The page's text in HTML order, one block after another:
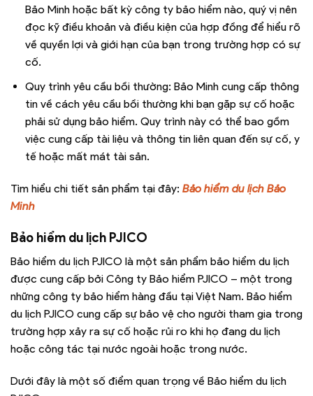
Bảo Minh hoặc bất kỳ công ty bảo hiểm nào, quý vị nên
đọc kỹ điều khoản và điều kiện của hợp đồng để hiểu rõ
về quyền lợi và giới hạn của bạn trong trường hợp có sự
cố.
Quy trình yêu cầu bồi thường: Bảo Minh cung cấp thông
tin về cách yêu cầu bồi thường khi bạn gặp sự cố hoặc
phải sử dụng bảo hiểm. Quy trình này có thể bao gồm
việc cung cấp tài liệu và thông tin liên quan đến sự cố, y
tế hoặc mất mát tài sản.
Tìm hiểu chi tiết sản phẩm tại đây: Bảo hiểm du lịch Bảo
Minh
Bảo hiểm du lịch PJICO
Bảo hiểm du lịch PJICO là một sản phẩm bảo hiểm du lịch
được cung cấp bởi Công ty Bảo hiểm PJICO – một trong
những công ty bảo hiểm hàng đầu tại Việt Nam. Bảo hiểm
du lịch PJICO cung cấp sự bảo vệ cho người tham gia trong
trường hợp xảy ra sự cố hoặc rủi ro khi họ đang du lịch
hoặc công tác tại nước ngoài hoặc trong nước.
Dưới đây là một số điểm quan trọng về Bảo hiểm du lịch